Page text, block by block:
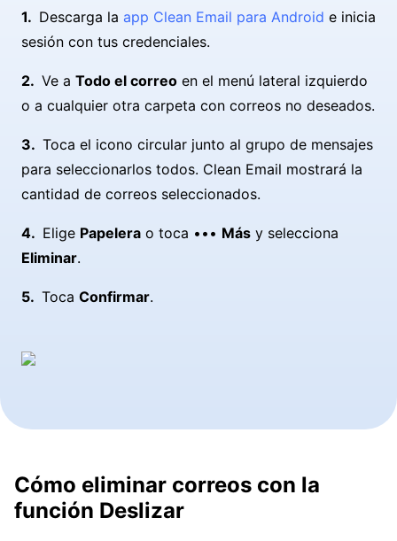
Descarga la app Clean Email para Android e inicia
sesión con tus credenciales.
Ve a Todo el correo en el menú lateral izquierdo
o a cualquier otra carpeta con correos no deseados.
Toca el icono circular junto al grupo de mensajes
para seleccionarlos todos. Clean Email mostrará la
cantidad de correos seleccionados.
Elige Papelera o toca ••• Más y selecciona
Eliminar.
Toca Confirmar.
Cómo eliminar correos con la
función Deslizar